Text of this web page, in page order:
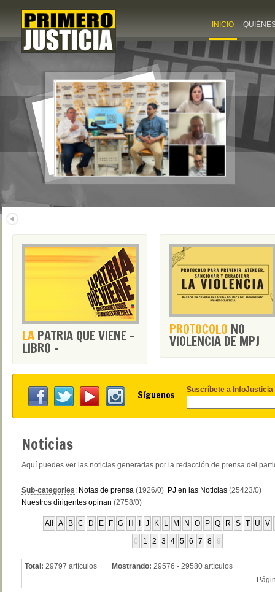
INICIO
LA PATRIA QUE VIENE -
LIBRO -
PROTOCOLO NO
VIOLENCIA DE MPJ
Síguenos Suscríbete a InfoJusticia
Noticias
Aquí puedes ver las noticias generadas por la redacción de prensa del
Sub-categories: Notas de prensa (1926/0) PJ en las Noticias (25423/0)
Nuestros dirigentes opinan (2758/0)
All A B C D E F G H J K L M N O P Q R S T U V
0 1 2 3 4 5 6 7 8 9
Total: 29797 artículos Mostrando: 29576 - 29580 artículos